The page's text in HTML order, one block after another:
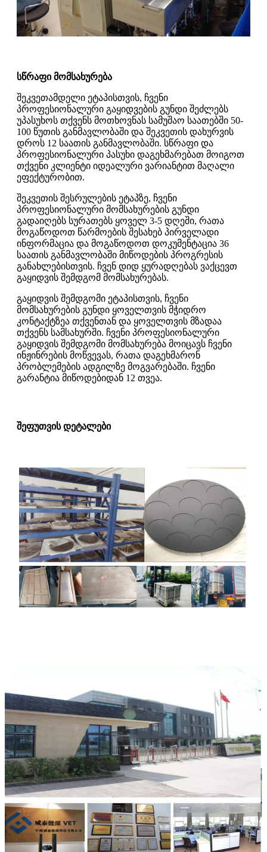
სწრაფი მომსახურება
შეკვეთამდელი ეტაპისთვის, ჩვენი
პროფესიონალური გაყიდვების გუნდი შეძლებს
უპასუხოს თქვენს მოთხოვნას სამუშაო საათებში 50-
100 წუთის განმავლობაში და შეკვეთის დახურვის
დროს 12 საათის განმავლობაში. სწრაფი და
პროფესიონალური პასუხი დაგეხმარებათ მოიგოთ
თქვენი კლიენტი იდეალური ვარიანტით მაღალი
ეფექტურობით.
შეკვეთის შესრულების ეტაპზე, ჩვენი
პროფესიონალური მომსახურების გუნდი
გადაიღებს სურათებს ყოველ 3-5 დღეში, რათა
მოგაწოდოთ წარმოების შესახებ პირველადი
ინფორმაცია და მოგაწოდოთ დოკუმენტაცია 36
საათის განმავლობაში მიწოდების პროგრესის
განახლებისთვის. ჩვენ დიდ ყურადღებას ვაქცევთ
გაყიდვის შემდგომ მომსახურებას.
გაყიდვის შემდგომი ეტაპისთვის, ჩვენი
მომსახურების გუნდი ყოველთვის მჭიდრო
კონტაქტზეა თქვენთან და ყოველთვის მზადაა
თქვენს სამსახურში. ჩვენი პროფესიონალური
გაყიდვის შემდგომი მომსახურება მოიცავს ჩვენი
ინჟინრების მოწვევას, რათა დაგეხმარონ
პრობლემების ადგილზე მოგვარებაში. ჩვენი
გარანტია მიწოდებიდან 12 თვეა.
შეფუთვის დეტალები